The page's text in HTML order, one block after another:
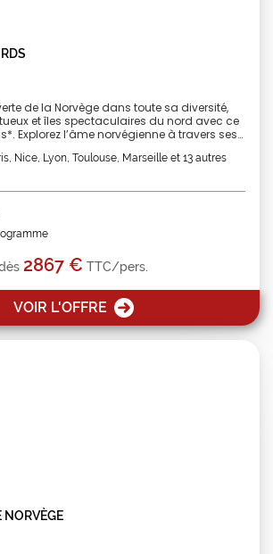
de la Norvège dans toute sa diversité,
et îles spectaculaires du nord avec ce
Explorez l’âme norvégienne à travers ses
la capitale Oslo à la mythique Bergen, en
îles Lofoten et Vesterålen,
par un pays à la nature intacte et à la
colorés, ce voyage vous plongera dans
authentique et inoubliable. En option,
jusqu’au Cap Nord pour vivre l’expérience
à 70° de latitude nord. Départs
Trondheim et Bergen | Logement 3*
Nice, Lyon, Toulouse, Marseille et 13 autres
2867 € TTC/pers.
VOIR L'OFFRE
NORVÈGE